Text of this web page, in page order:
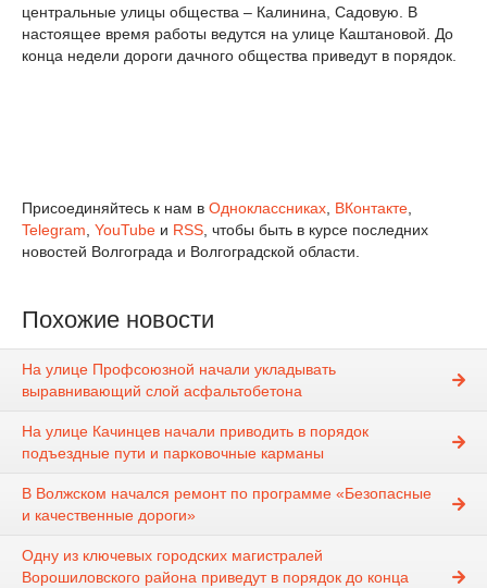
центральные улицы общества – Калинина, Садовую. В
настоящее время работы ведутся на улице Каштановой. До
конца недели дороги дачного общества приведут в порядок.
Присоединяйтесь к нам в Одноклассниках ВКонтакте
Telegram YouTube и RSS , чтобы быть в курсе последних
новостей Волгограда и Волгоградской области.
Похожие новости
На улице Профсоюзной начали укладывать
выравнивающий слой асфальтобетона
На улице Качинцев начали приводить в порядок
подъездные пути и парковочные карманы
В Волжском начался ремонт по программе «Безопасные
и качественные дороги»
Одну из ключевых городских магистралей
Ворошиловского района приведут в порядок до конца